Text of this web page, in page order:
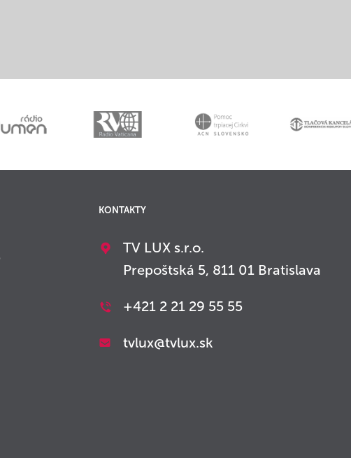
KONTAKTY
TV LUX s.r.o.
Prepoštská 5, 811 01 Bratislava
+421 2 21 29 55 55
tvlux@tvlux.sk